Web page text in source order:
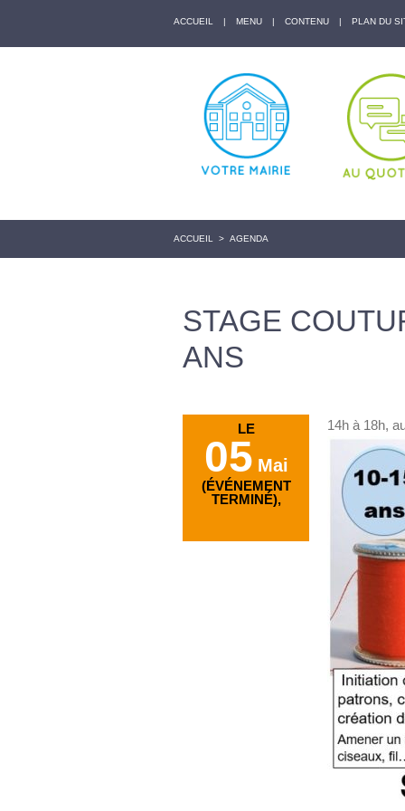
ACCUEIL | MENU | CONTENU | PLAN DU
ACCUEIL > AGENDA
STAGE
ANS
LE
05 Mai
(ÉVÉNEMENT
TERMINÉ),
14h à 18h,